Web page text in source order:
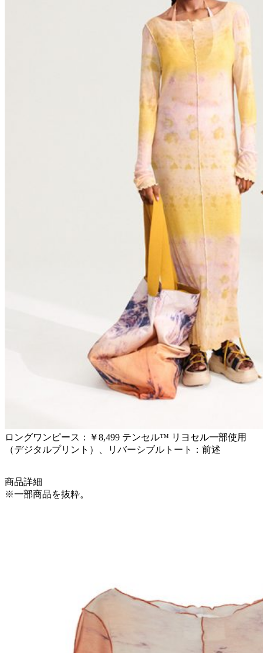
ロングワンピース：￥8,499 テンセル™ リヨセル一部使用
（デジタルプリント）、リバーシブルトート：前述
商品詳細
※一部商品を抜粋。